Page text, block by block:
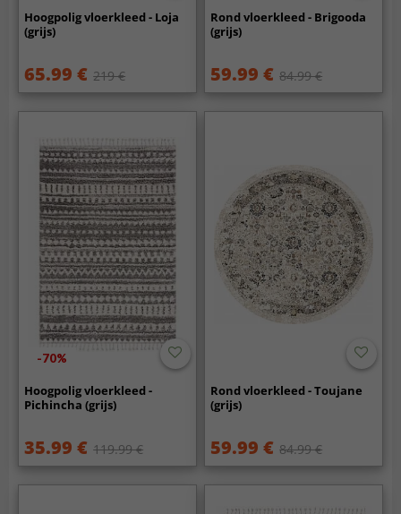
Hoogpolig vloerkleed - Loja
(grijs)
65.99 € 219 €
Rond vloerkleed - Brigooda
(grijs)
59.99 € 84.99 €
-70%
Hoogpolig vloerkleed -
Pichincha (grijs)
35.99 € 119.99 €
Rond vloerkleed - Toujane
(grijs)
59.99 € 84.99 €